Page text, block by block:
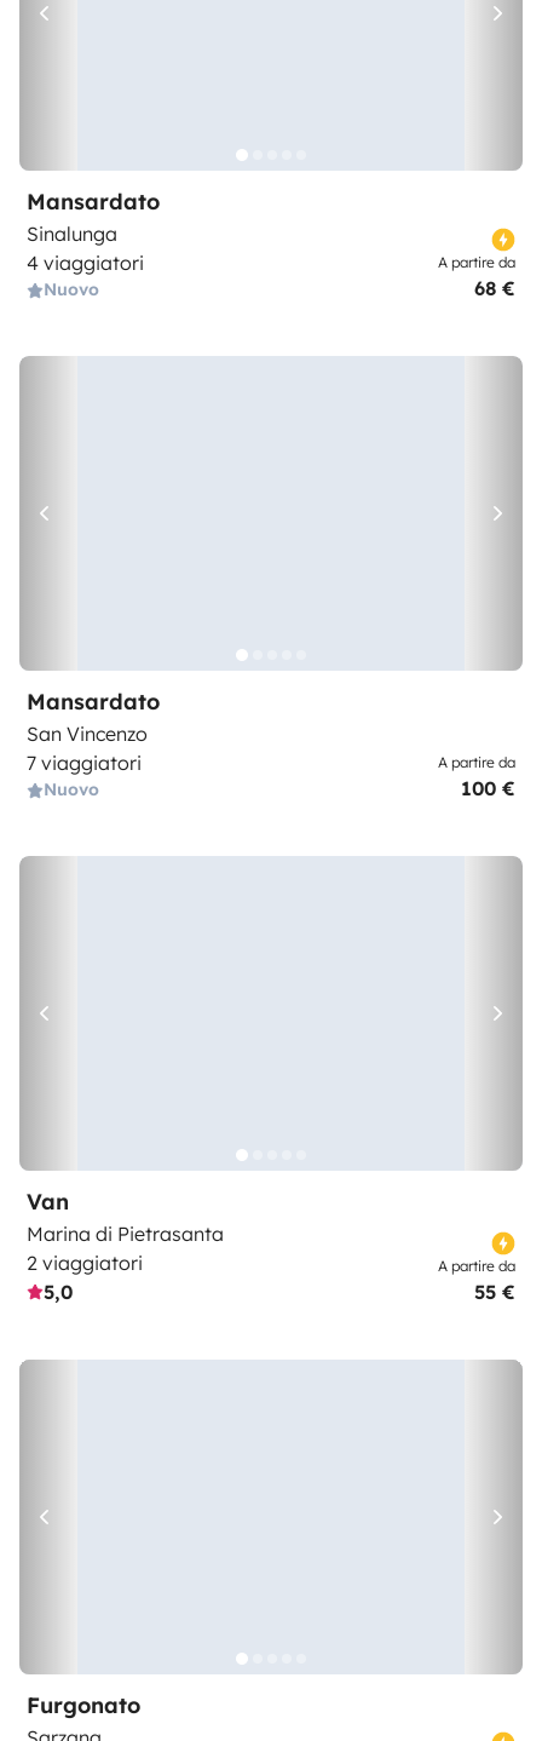
Mansardato
Sinalunga
4 viaggiatori
Nuovo
A partire da
68 €
Mansardato
San Vincenzo
7 viaggiatori
Nuovo
A partire da
100 €
Van
Marina di Pietrasanta
2 viaggiatori
5,0
A partire da
55 €
Furgonato